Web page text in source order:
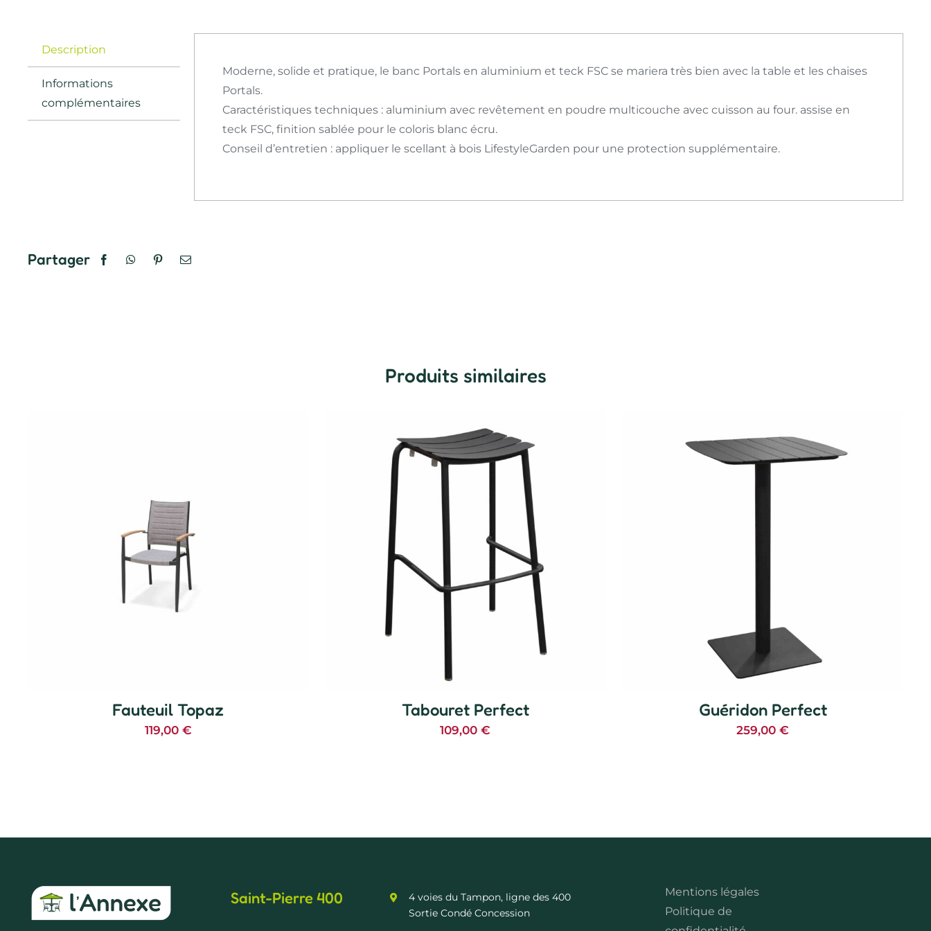
Description
Informations
complémentaires
Moderne, solide et pratique, le banc Portals en aluminium et teck FSC se mariera très bien avec la table et les chaises
Portals.
Caractéristiques techniques : aluminium avec revêtement en poudre multicouche avec cuisson au four. assise en
teck FSC, finition sablée pour le coloris blanc écru.
Conseil d’entretien : appliquer le scellant à bois LifestyleGarden pour une protection supplémentaire.
Partager
Produits similaires
Fauteuil Topaz
119,00 €
Tabouret Perfect
109,00€
Guéridon Perfect
259,00€
Saint-Pierre 400
4 voies du Tampon, ligne des 400
Sortie Condé Concession
Mentions légales
Politique de